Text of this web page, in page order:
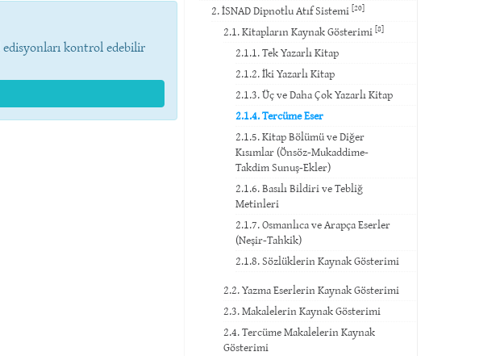
kontrol edebilir
2. İSNAD Dipnotlu Atıf Sistemi [20]
2.1. Kitapların Kaynak Gösterimi [8]
2.1.1. Tek Yazarlı Kitap
2.1.2. İki Yazarlı Kitap
2.1.3. Üç ve Daha Çok Yazarlı Kitap
2.1.4. Tercüme Eser
2.1.5. Kitap Bölümü ve Diğer
Kısımlar (Önsöz-Mukaddime-
Takdim Sunuş-Ekler)
2.1.6. Basılı Bildiri ve Tebliğ
Metinleri
2.1.7. Osmanlıca ve Arapça Eserler
(Neşir-Tahkik)
2.1.8. Sözlüklerin Kaynak Gösterimi
2.2. Yazma Eserlerin Kaynak Gösterimi
2.3. Makalelerin Kaynak Gösterimi
2.4. Tercüme Makalelerin Kaynak
Gösterimi